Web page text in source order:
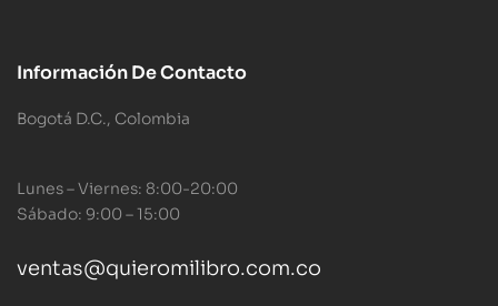
Información De Contacto
Bogotá D.C., Colombia
Lunes – Viernes: 8:00-20:00
Sábado: 9:00 – 15:00
ventas@quieromilibro.com.co